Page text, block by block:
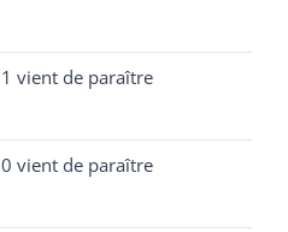
vient de paraître
vient de paraître